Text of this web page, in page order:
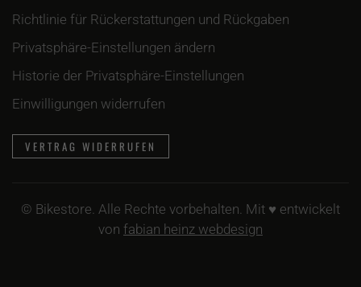
Richtlinie für Rückerstattungen und Rückgaben
Privatsphäre-Einstellungen ändern
Historie der Privatsphäre-Einstellungen
Einwilligungen widerrufen
VERTRAG WIDERRUFEN
© Bikestore. Alle Rechte vorbehalten. Mit ♥ entwickelt
von fabian heinz webdesign